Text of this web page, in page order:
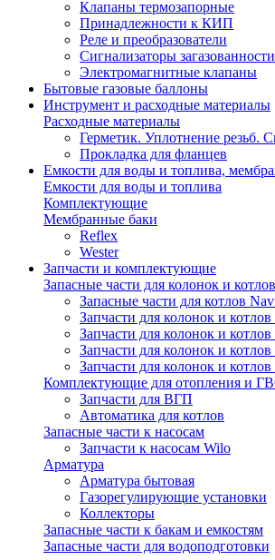
Клапаны термозапорные
Принадлежности к КИП
Реле и преобразователи
Сигнализаторы загазованности
Электромагнитные клапаны
Бытовые газовые баллоны
Инструмент и расходные материалы
Расходные материалы
Герметик. Уплотнение резьб.
Прокладка для фланцев
Емкости для воды и топлива,
Емкости для воды и топлива
Комплектующие
Мембранные баки
Reflex
Wester
Запчасти и комплектующие
Запасные части для колонок и котлов
Запасные части для котлов
Запчасти для колонок и
Запчасти для колонок и
Запчасти для колонок и
Запчасти для колонок и
Комплектующие для отопления и
Запчасти для ВГП
Автоматика для котлов
Запасные части к насосам
Запчасти к насосам Wilo
Арматура
Арматура бытовая
Газорегулирующие установки
Коллекторы
Запасные части к бакам и емкостям
Запасные части для водоподготовки